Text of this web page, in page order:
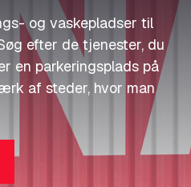
og vaskepladser til
efter de tjenester, du
en parkeringsplads på
af steder, hvor man